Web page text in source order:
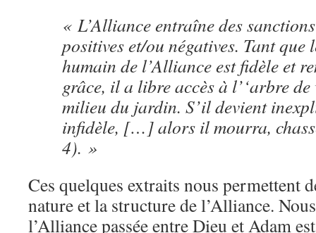
« L’Alliance entraîne des
positives et/ou négatives. Tant que
humain de l’Alliance est fidèle et
grâce, il a libre accès à l’‘arbre de
milieu du jardin. S’il devient
infidèle, […] alors il mourra,
4). »
Ces quelques extraits nous permettent
nature et la structure de l’Alliance.
l’Alliance passée entre Dieu et Adam